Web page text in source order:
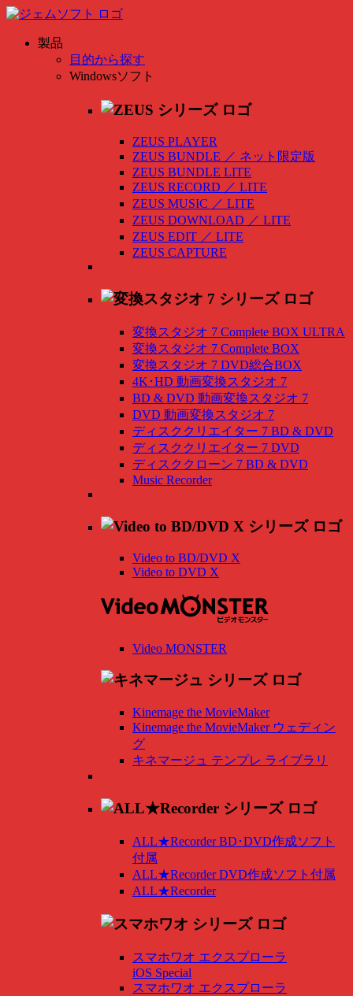
製品
目的から探す
Windowsソフト
ZEUS PLAYER
ZEUS BUNDLE ／ ネット限定版
ZEUS BUNDLE LITE
ZEUS RECORD ／ LITE
ZEUS MUSIC ／ LITE
ZEUS DOWNLOAD ／ LITE
ZEUS EDIT ／ LITE
ZEUS CAPTURE
変換スタジオ 7 Complete BOX ULTRA
変換スタジオ 7 Complete BOX
変換スタジオ 7 DVD総合BOX
4K･HD 動画変換スタジオ 7
BD & DVD 動画変換スタジオ 7
DVD 動画変換スタジオ 7
ディスククリエイター 7 BD & DVD
ディスククリエイター 7 DVD
ディスククローン 7 BD & DVD
Music Recorder
Video to BD/DVD X
Video to DVD X
Video MONSTER
Kinemage the MovieMaker
Kinemage the MovieMaker ウェディン
グ
キネマージュ テンプレ ライブラリ
ALL★Recorder BD･DVD作成ソフト
付属
ALL★Recorder DVD作成ソフト付属
ALL★Recorder
スマホワオ エクスプローラ
iOS Special
スマホワオ エクスプローラ